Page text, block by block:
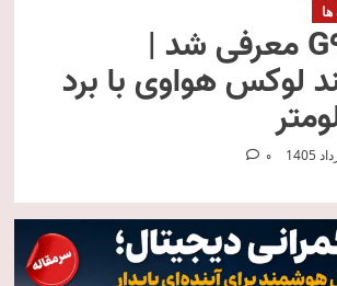
ها
استلاتو G9 معرفی شد |
لوکس هواوی با برد
0